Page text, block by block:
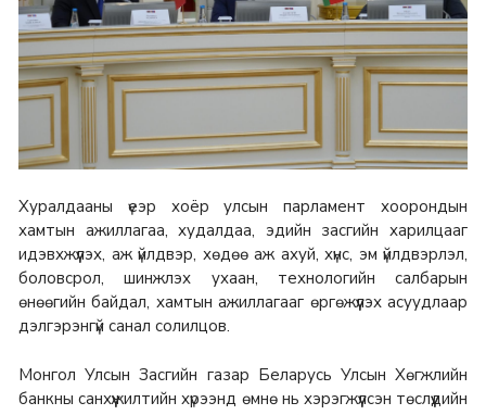
Хуралдааны үеэр хоёр улсын парламент хоорондын
хамтын ажиллагаа, худалдаа, эдийн засгийн харилцааг
идэвхжүүлэх, аж үйлдвэр, хөдөө аж ахуй, хүнс, эм үйлдвэрлэл,
боловсрол, шинжлэх ухаан, технологийн салбарын
өнөөгийн байдал, хамтын ажиллагааг өргөжүүлэх асуудлаар
дэлгэрэнгүй санал солилцов.
Монгол Улсын Засгийн газар Беларусь Улсын Хөгжлийн
банкны санхүүжилтийн хүрээнд өмнө нь хэрэгжүүлсэн төслүүдийн